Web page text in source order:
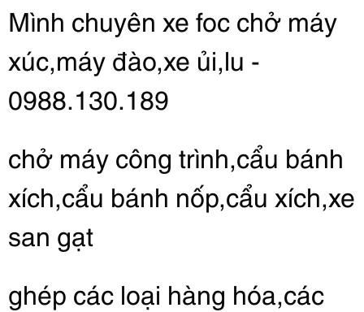
Mình chuyên xe foc chở máy
xúc,máy đào,xe ủi,lu -
0988.130.189
chở máy công trình,cẩu bánh
xích,cẩu bánh nốp,cẩu xích,xe
san gạt
ghép các loại hàng hóa,các